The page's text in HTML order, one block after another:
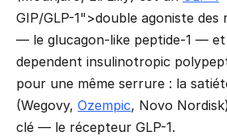
GIP/GLP-1">double agoniste des
— le glucagon-like peptide-1 —
dependent insulinotropic
pour une même serrure : la
(Wegovy, Ozempic, Novo
clé — le récepteur GLP-1.